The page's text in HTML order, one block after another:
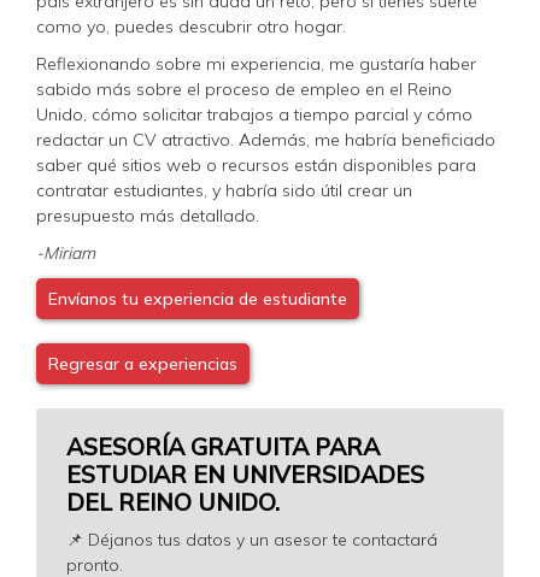
como yo, puedes descubrir otro hogar.
Reflexionando sobre mi experiencia, me gustaría haber
sabido más sobre el proceso de empleo en el Reino
Unido, cómo solicitar trabajos a tiempo parcial y cómo
redactar un CV atractivo. Además, me habría beneficiado
saber qué sitios web o recursos están disponibles para
contratar estudiantes, y habría sido útil crear un
presupuesto más detallado.
-Miriam
Envíanos tu experiencia de estudiante
Regresar a experiencias
ASESORÍA GRATUITA PARA
ESTUDIAR EN UNIVERSIDADES
DEL REINO UNIDO.
📌 Déjanos tus datos y un asesor te contactará
pronto.